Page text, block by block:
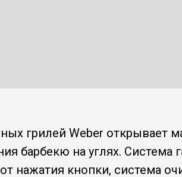
грилей Weber открывает
барбекю на углях. Система
нажатия кнопки, система